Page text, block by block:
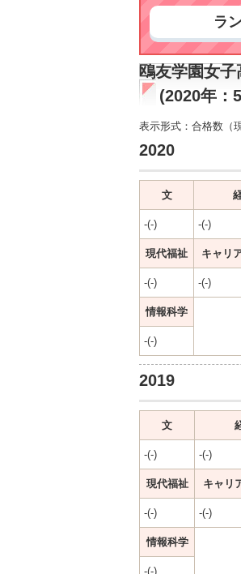
ラ
鴎友学園女
(2020年：
表示形式：合格数（
2020
文
-(-) -(-)
現代福祉 キャリ
-(-) -(-)
情報科学
-(-)
2019
文
-(-) -(-)
現代福祉 キャリ
-(-) -(-)
情報科学
-(-)